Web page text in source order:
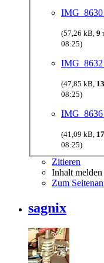
(57,26 kB, 9
08:25)
(47,85 kB, 13
08:25)
(41,09 kB, 17
08:25)
Zitieren
Inhalt melden
Zum
sagnix